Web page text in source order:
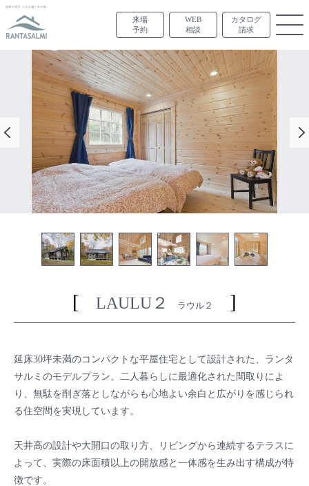
来場
予約
WEB
相談
カタログ
請求
LAULU２ ラウル２
延床30坪未満のコンパクトな平屋住宅として設計された、ランタ
サルミのモデルプラン。二人暮らしに最適化された間取りによ
り、無駄を削ぎ落としながらも心地よい余白と広がりを感じられ
る住空間を実現しています。
天井高の設計や大開口の取り方、リビングから連続するテラスに
よって、実際の床面積以上の開放感と一体感を生み出す構成が特
徴です。